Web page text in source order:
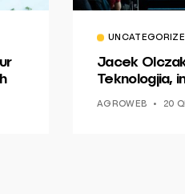
Jacek
Teknologjia,
AGROWEB 20